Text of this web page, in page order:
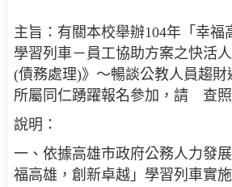
主旨：有關本校舉辦104年「幸福
學習列車－員工協助方案之快活
(債務處理)》～暢談公教人員趨財
所屬同仁踴躍報名參加，請 查照
說明：
一、依據高雄市政府公務人力發
福高雄，創新卓越」學習列車實